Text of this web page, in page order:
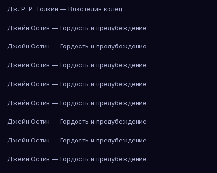
Дж. Р. Р. Толкин — Властелин колец
Джейн Остин — Гордость и предубеждение
Джейн Остин — Гордость и предубеждение
Джейн Остин — Гордость и предубеждение
Джейн Остин — Гордость и предубеждение
Джейн Остин — Гордость и предубеждение
Джейн Остин — Гордость и предубеждение
Джейн Остин — Гордость и предубеждение
Джейн Остин — Гордость и предубеждение